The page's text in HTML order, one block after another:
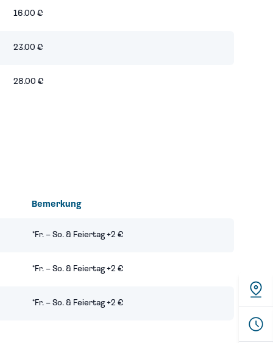
16.00 €
23.00 €
28.00 €
Bemerkung
*Fr. – So. & Feiertag +2 €
*Fr. – So. & Feiertag +2 €
*Fr. – So. & Feiertag +2 €